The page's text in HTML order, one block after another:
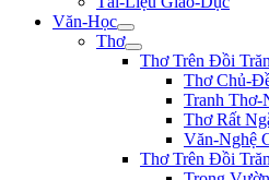
Văn-Học
Thơ
Thơ Trên Đồi
Thơ Chủ-
Tranh Thơ-
Thơ Rất
Văn-Nghệ
Thơ Trên Đồi